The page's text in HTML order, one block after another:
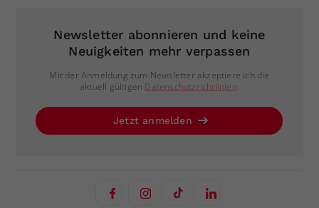
Newsletter abonnieren und keine
Neuigkeiten mehr verpassen
Mit der Anmeldung zum Newsletter akzeptiere ich die
aktuell gültigen Datenschutzrichtlinien.
Jetzt anmelden